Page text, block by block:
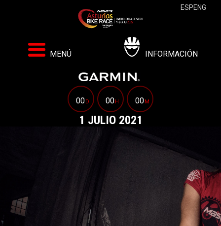
MENÚ INFORMACIÓN
00D 00H 00M
1 JULIO 2021
ESPENG